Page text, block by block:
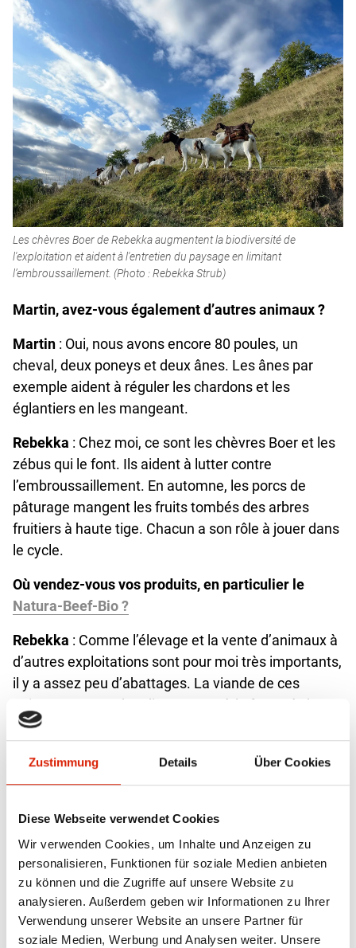
Zustimmung Details Über Cookies
Diese Webseite verwendet Cookies
Wir verwenden Cookies, um Inhalte und Anzeigen zu
personalisieren, Funktionen für soziale Medien anbieten
zu können und die Zugriffe auf unsere Website zu
analysieren. Außerdem geben wir Informationen zu Ihrer
Verwendung unserer Website an unsere Partner für
soziale Medien, Werbung und Analysen weiter. Unsere
Les chèvres Boer de Rebekka augmentent la biodiversité de
l'exploitation et aident à l'entretien du paysage en limitant
l’embroussaillement. (Photo : Rebekka Strub)
Martin, avez-vous également d’autres animaux ?
Martin : Oui, nous avons encore 80 poules, un
cheval, deux poneys et deux ânes. Les ânes par
exemple aident à réguler les chardons et les
églantiers en les mangeant.
Rebekka : Chez moi, ce sont les chèvres Boer et les
zébus qui le font. Ils aident à lutter contre
l’embroussaillement. En automne, les porcs de
pâturage mangent les fruits tombés des arbres
fruitiers à haute tige. Chacun a son rôle à jouer dans
le cycle.
Où vendez-vous vos produits, en particulier le
Natura-Beef-Bio ?
Rebekka : Comme l’élevage et la vente d’animaux à
d’autres exploitations sont pour moi très importants,
il y a assez peu d’abattages. La viande de ces
animaux est vendue directement à la ferme à des
clients privés et à une entreprise de restauration ; je
Martin: NosNatura-Beef-Biosont écoulés dans les
tenons en outre un stand au marché d’Olten le
samedi. À côté de nos œufs et du jus de pommes
des arbres haute-tige, nous y proposons de la viande
séchée de l’exploitation de Rebekka. De plus, nous
vendons des fruits et des légumes pour d’autres
exploitations biologiques.